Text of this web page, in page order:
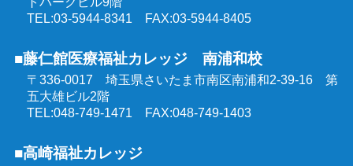
TEL:03-5944-8341 FAX:03-5944-8405
■藤仁館医療福祉カレッジ 南浦和校
〒336-0017 埼玉県さいたま市南区南浦和2-39-16 第
五大雄ビル2階
TEL:048-749-1471 FAX:048-749-1403
■高崎福祉カレッジ